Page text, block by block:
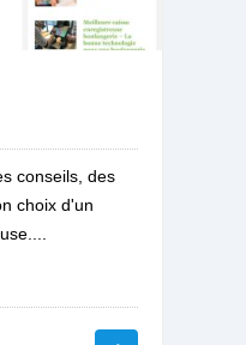
conseils, des
choix d'un